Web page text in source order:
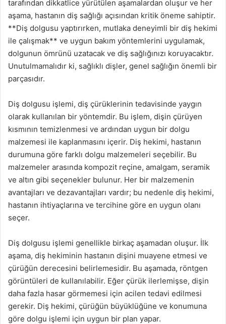
tarafından dikkatlice yürütülen aşamalardan oluşur ve her
aşama, hastanın diş sağlığı açısından kritik öneme sahiptir.
**Diş dolgusu yaptırırken, mutlaka deneyimli bir diş hekimi
ile çalışmak** ve uygun bakım yöntemlerini uygulamak,
dolgunun ömrünü uzatacak ve diş sağlığınızı koruyacaktır.
Unutulmamalıdır ki, sağlıklı dişler, genel sağlığın önemli bir
parçasıdır.
Diş dolgusu işlemi, diş çürüklerinin tedavisinde yaygın
olarak kullanılan bir yöntemdir. Bu işlem, dişin çürüyen
kısmının temizlenmesi ve ardından uygun bir dolgu
malzemesi ile kaplanmasını içerir. Diş hekimi, hastanın
durumuna göre farklı dolgu malzemeleri seçebilir. Bu
malzemeler arasında kompozit reçine, amalgam, seramik
ve altın gibi seçenekler bulunur. Her bir malzemenin
avantajları ve dezavantajları vardır; bu nedenle diş hekimi,
hastanın ihtiyaçlarına ve tercihine göre en uygun olanı
seçer.
Diş dolgusu işlemi genellikle birkaç aşamadan oluşur. İlk
aşama, diş hekiminin hastanın dişini muayene etmesi ve
çürüğün derecesini belirlemesidir. Bu aşamada, röntgen
görüntüleri de kullanılabilir. Eğer çürük ilerlemişse, dişin
daha fazla hasar görmemesi için acilen tedavi edilmesi
gerekir. Diş hekimi, çürüğün büyüklüğüne ve konumuna
göre dolgu işlemi için uygun bir plan yapar.